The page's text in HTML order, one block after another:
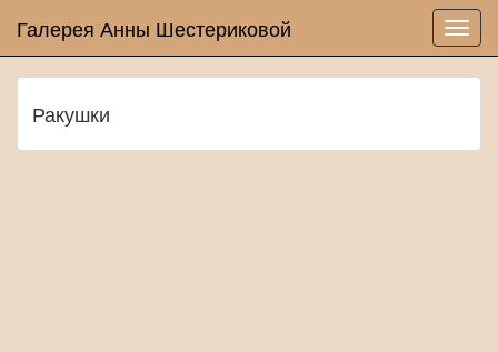
Галерея Анны Шестериковой
Ракушки